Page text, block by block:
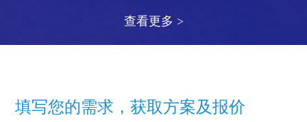
查看更多 >
填写您的需求，获取方案及报价